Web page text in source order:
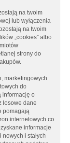
na twoim
lub wyłączenia
na twoim
„cookies” albo
strony do
marketingowych
do
informację o
losowe dane
pomagają
internetowych co
informacje
i stałych